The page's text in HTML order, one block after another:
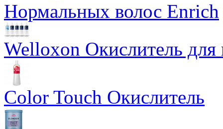
Нормальных волос Enrich
Welloxon Окислитель для
Color Touch Окислитель